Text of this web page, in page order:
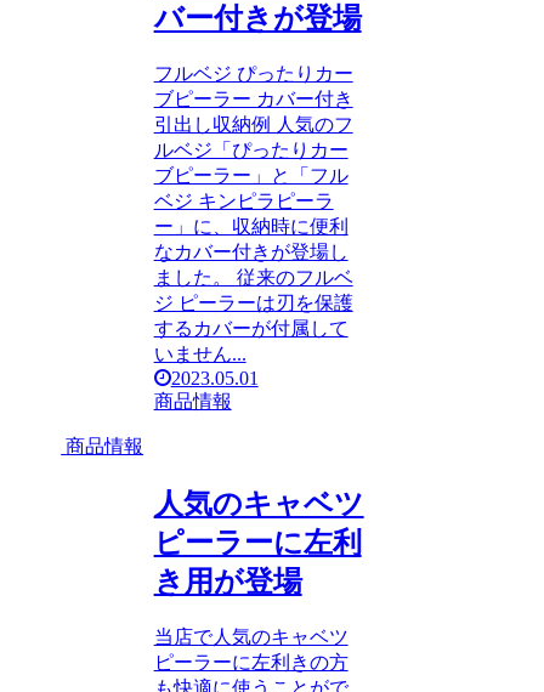
バー付きが登場
フルベジ ぴったりカー
ブピーラー カバー付き
引出し収納例 人気のフ
ルベジ「ぴったりカー
ブピーラー」と「フル
ベジ キンピラピーラ
ー」に、収納時に便利
なカバー付きが登場し
ました。 従来のフルベ
ジ ピーラーは刃を保護
するカバーが付属して
いません...
2023.05.01
商品情報
商品情報
人気のキャベツ
ピーラーに左利
き用が登場
当店で人気のキャベツ
ピーラーに左利きの方
も快適に使うことがで